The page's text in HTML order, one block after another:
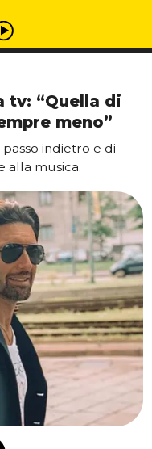
tv: “Quella di
meno”
indietro e di
alla musica.